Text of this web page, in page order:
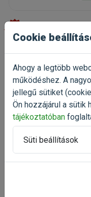
Cookie
Ahogy a legtöbb
működéshez. A
jellegű sütiket
Ön hozzájárul a sütik
tájékoztatóban
Süti beállítások